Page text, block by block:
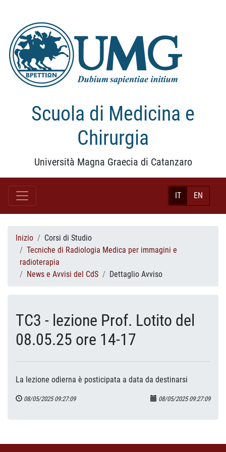
Scuola di Medicina e
Chirurgia
Università Magna Graecia di Catanzaro
IT EN
Inizio
Corsi di Studio
Tecniche di Radiologia Medica per immagini e
radioterapia
News e Avvisi del CdS
Dettaglio Avviso
TC3 - lezione Prof. Lotito del
08.05.25 ore 14-17
La lezione odierna è posticipata a data da destinarsi
08/05/2025 09:27:09 08/05/2025 09:27:09